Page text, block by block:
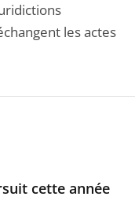
les actes
cette année